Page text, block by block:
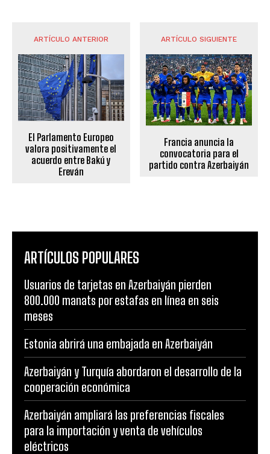
ARTÍCULO ANTERIOR
El Parlamento Europeo
valora positivamente el
acuerdo entre Bakú y
Ereván
ARTÍCULO SIGUIENTE
Francia anuncia la
convocatoria para el
partido contra Azerbaiyán
ARTÍCULOS POPULARES
Usuarios de tarjetas en Azerbaiyán pierden
800.000 manats por estafas en línea en seis
meses
Estonia abrirá una embajada en Azerbaiyán
Azerbaiyán y Turquía abordaron el desarrollo de la
cooperación económica
Azerbaiyán ampliará las preferencias fiscales
para la importación y venta de vehículos
eléctricos